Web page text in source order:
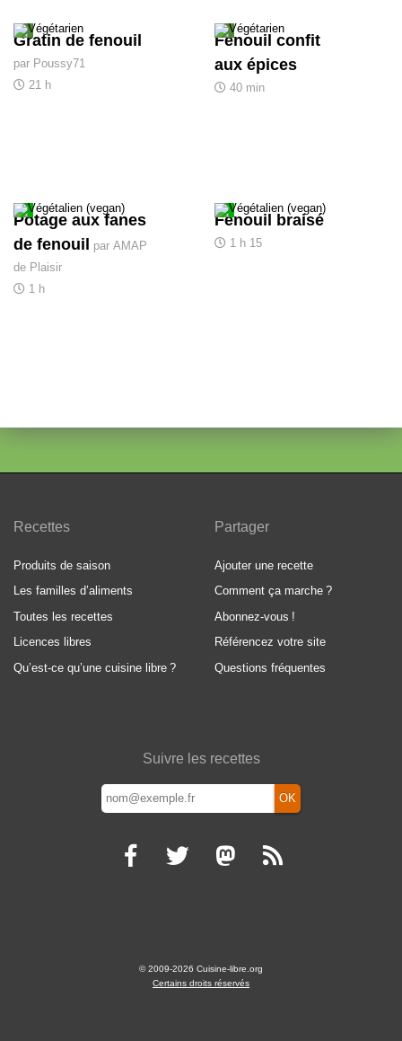
Gratin de fenouil
par Poussy71
21 h
Fenouil confit
aux épices
40 min
Potage aux fanes
de fenouil par AMAP
de Plaisir
1 h
Fenouil braisé
1 h 15
Recettes
Produits de saison
Les familles d’aliments
Toutes les recettes
Licences libres
Qu’est-ce qu’une cuisine libre ?
Partager
Ajouter une recette
Comment ça marche ?
Abonnez-vous !
Référencez votre site
Questions fréquentes
Suivre les recettes
OK
© 2009-2026 Cuisine-libre.org
Certains droits réservés